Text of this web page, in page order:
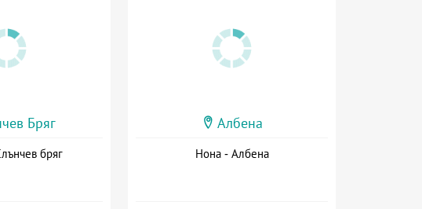
Бряг
бряг
Албена
Нона - Албена